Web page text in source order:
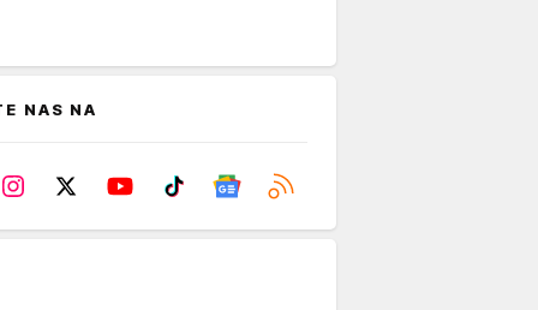
NAS NA